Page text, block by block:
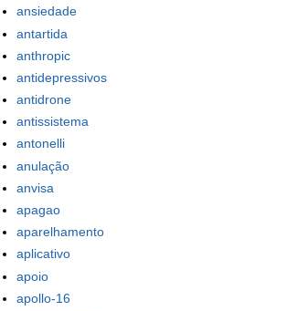
ansiedade
antartida
anthropic
antidepressivos
antidrone
antissistema
antonelli
anulação
anvisa
apagao
aparelhamento
aplicativo
apoio
apollo-16